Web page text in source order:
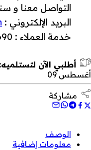
التواصل معنا و
البريد الإلكتروني :
خدمة العملاء : 0770899690
أطلبي الآن لتستلميه:
أغسطس 09
مشاركة
الوصف
معلومات إضافية